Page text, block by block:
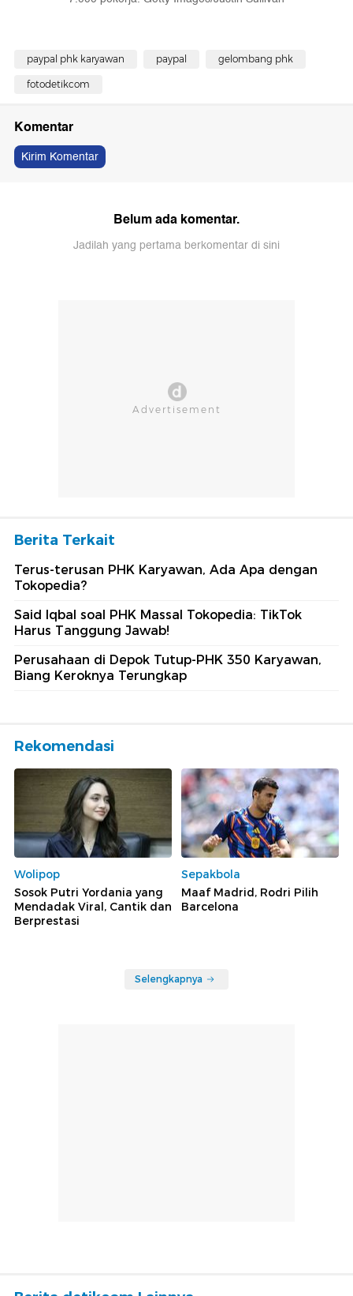
paypal phk karyawan paypal gelombang phk
fotodetikcom
Komentar
Kirim Komentar
Belum ada komentar.
Jadilah yang pertama berkomentar di sini
Berita Terkait
Terus-terusan PHK Karyawan, Ada Apa dengan
Tokopedia?
Said Iqbal soal PHK Massal Tokopedia: TikTok
Harus Tanggung Jawab!
Perusahaan di Depok Tutup-PHK 350 Karyawan,
Biang Keroknya Terungkap
Rekomendasi
Wolipop
Sosok Putri Yordania yang
Mendadak Viral, Cantik dan
Berprestasi
Sepakbola
Maaf Madrid, Rodri Pilih
Barcelona
Selengkapnya